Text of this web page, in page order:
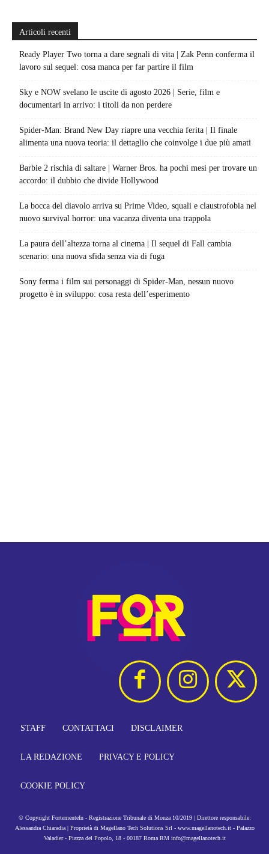
Articoli recenti
Ready Player Two torna a dare segnali di vita | Zak Penn conferma il
lavoro sul sequel: cosa manca per far partire il film
Sky e NOW svelano le uscite di agosto 2026 | Serie, film e
documentari in arrivo: i titoli da non perdere
Spider-Man: Brand New Day riapre una vecchia ferita | Il finale
alimenta una nuova teoria: il dettaglio che coinvolge i due più amati
Barbie 2 rischia di saltare | Warner Bros. ha pochi mesi per trovare un
accordo: il dubbio che divide Hollywood
La bocca del diavolo arriva su Prime Video, squali e claustrofobia nel
nuovo survival horror: una vacanza diventa una trappola
La paura dell’altezza torna al cinema | Il sequel di Fall cambia
scenario: una nuova sfida senza via di fuga
Sony ferma i film sui personaggi di Spider-Man, nessun nuovo
progetto è in sviluppo: cosa resta dell’esperimento
STAFF CONTATTACI DISCLAIMER
LA REDAZIONE PRIVACY E POLICY
COOKIE POLICY
© Copyright FortementeIn - Registrazione Tribunale di Monza 10/2019 | Direttore responsabile:
Alessandra Chiaradia | Proprietà di Magellano Tech Solutions Srl - www.magellanotech.it - Palazzo
Valadier - Piazza del Popolo, 18 - 00187 Roma RM info@magellanotech.it